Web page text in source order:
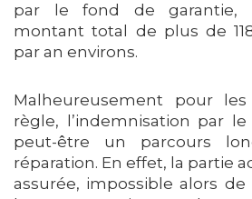
par le fond de garantie,
montant total de plus de
par an environs.
Malheureusement pour
règle, l’indemnisation par
peut-être un parcours
réparation. En effet, la partie
assurée, impossible alors